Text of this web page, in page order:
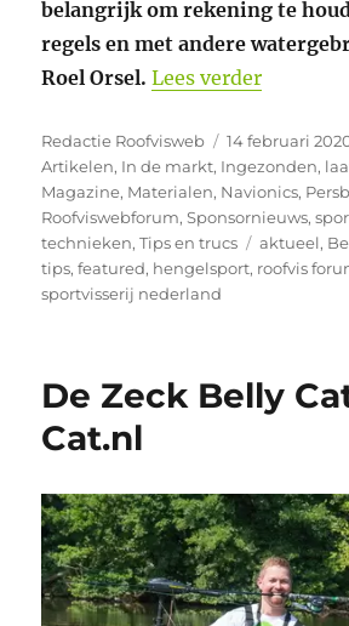
belangrijk om rekening te
regels en met andere
Roel Orsel. Lees verder
Auteur
Redactie Roofvisweb
Geplaatst
op
14 februari
Artikelen, In de markt, Ingezonden,
Magazine, Materialen, Navionics,
Roofviswebforum,Sponsornieuws,
technieken,Tips en trucs Tags
aktueel,
tips,featured, hengelsport, roofvis
sportvisserij nederland
De Zeck Belly
Cat.nl